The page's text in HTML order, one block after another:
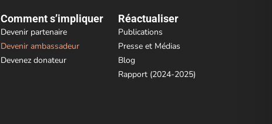
Comment s’impliquer
Devenir partenaire
Devenir ambassadeur
Devenez donateur
Réactualiser
Publications
Presse et Médias
Blog
Rapport (2024-2025)